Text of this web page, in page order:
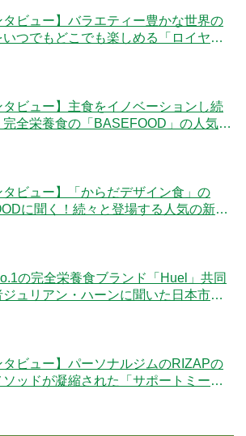
タビュー】バラエティー豊かな世界の
いつでもどこでも楽しめる「ロイヤル
タビュー】主食をイノベーションし続
完全栄養食の「BASEFOOD」の人気の
タビュー】「からだデザイン食」の
に聞く！続々と登場する人気の新メ
の完全栄養食ブランド「Huel」共同
ジュリアン・ハーンに聞いた日本市場
タビュー】パーソナルジムのRIZAPの
ソッドが凝縮された「サポートミー